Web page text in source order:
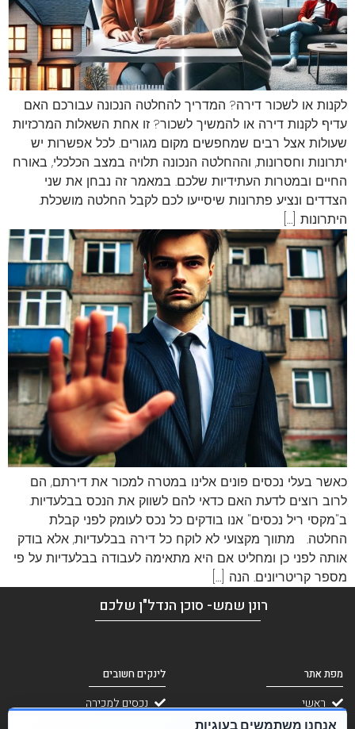
לקנות או לשכור דירה? המדריך להחלטה הנכונה עבורכם האם
עדיף לקנות דירה או להמשיך לשכור? זו אחת השאלות המרכזיות
שעולות אצל רבים שמחפשים מקום מגורים. לכל אפשרות יש
יתרונות וחסרונות, וההחלטה הנכונה תלויה במצב הכלכלי, באורח
החיים ובמטרות העתידיות שלכם. במאמר זה נבחן את שני
הצדדים ונציע פתרונות שיסייעו לכם לקבל החלטה מושכלת.
היתרונות […]
כאשר בעלי נכסים פונים אלינו במטרה למכור את דירתם, הם
לרוב רוצים לדעת האם כדאי להם לשווק את הנכס בבלעדיות.
ב"מקסי ריל נכסים" אנו בודקים כל נכס לעומק לפני קבלת
החלטה. מתווך מקצועי לא לוקח כל דירה בבלעדיות, אלא בודק
אותה לפני כן ומחליט אם היא מתאימה לעבודה בבלעדיות על פי
מספר קריטריונים. הנה […]
רונן שמש- סוכן הנדל"ן שלכם
מפת אתר
ראשי
אודות
לינקים חשובים
נכסים למכירה